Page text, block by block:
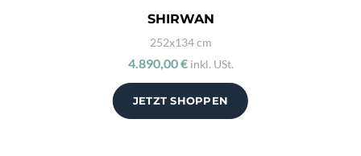
JETZT SHOPPEN
SHIRWAN
252x134 cm
4.890,00 € inkl. USt.